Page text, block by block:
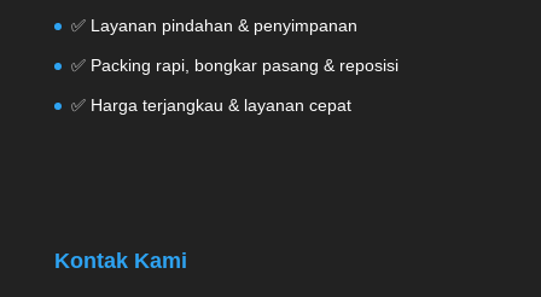
✅ Layanan pindahan & penyimpanan
✅ Packing rapi, bongkar pasang & reposisi
✅ Harga terjangkau & layanan cepat
Kontak Kami